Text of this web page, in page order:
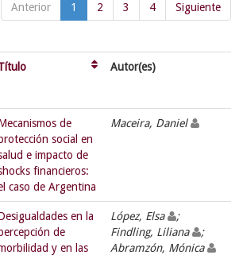
Anterior 1 2 3 4 Siguiente
Autor(es)
de
social en
e impacto de
financieros:
caso de Argentina
Maceira, Daniel
en la
de
y en las
López, Elsa
;
Findling, Liliana
;
Abramzón, Mónica